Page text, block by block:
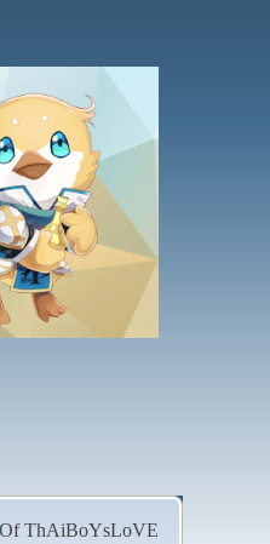
ThAiBoYsLoVE